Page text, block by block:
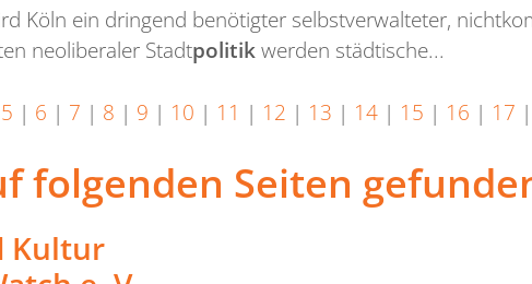
Köln ein dringend benötigter selbstverwalteter,
neoliberaler Stadtpolitikwerden städtische...
5 | 6 | 7 | 8 | 9 | 10 | 11 | 12 | 13 | 14 | 15 | 16 | 17 |
folgenden Seiten
Kultur